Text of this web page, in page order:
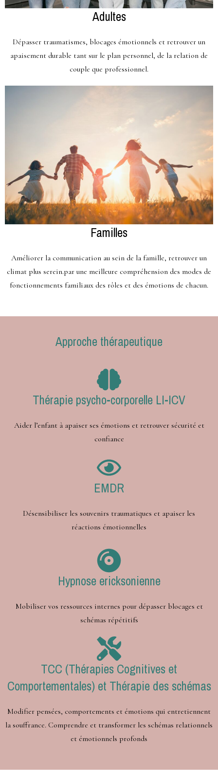
Adultes
Dépasser traumatismes, blocages émotionnels et retrouver un
apaisement durable tant sur le plan personnel, de la relation de
couple que professionnel.
Familles
Améliorer la communication au sein de la famille, retrouver un
climat plus serein.par une meilleure compréhension des modes de
fonctionnements familiaux des rôles et des émotions de chacun.
Approche thérapeutique
Thérapie psycho-corporelle LI-ICV
Aider l’enfant à apaiser ses émotions et retrouver sécurité et
confiance
EMDR
Désensibiliser les souvenirs traumatiques et apaiser les
réactions émotionnelles
Hypnose ericksonienne
Mobiliser vos ressources internes pour dépasser blocages et
schémas répétitifs
TCC (Thérapies Cognitives et
Comportementales) et Thérapie des schémas
Modifier pensées, comportements et émotions qui entretiennent
la souffrance. Comprendre et transformer les schémas relationnels
et émotionnels profonds